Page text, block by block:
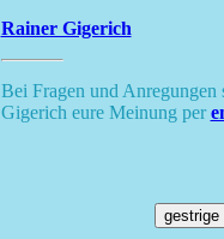
Rainer Gigerich
Bei Fragen und Anregungen
Gigerich eure Meinung per
gestrige